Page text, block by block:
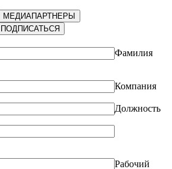
МЕДИАПАРТНЕРЫ
ПОДПИСАТЬСЯ
Фамилия
Компания
Должность
Рабочий